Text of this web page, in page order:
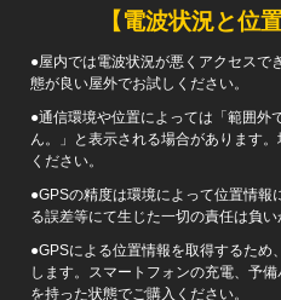
【電波状況と位
●屋内では電波状況が悪くアクセスで
態が良い屋外でお試しください。
●通信環境や位置によっては「範囲外
ん。」と表示される場合があります
ください。
●GPSの精度は環境によって位置情報
る誤差等にて生じた一切の責任は負い
●GPSによる位置情報を取得するため
します。スマートフォンの充電、予
を持った状態でご購入ください。